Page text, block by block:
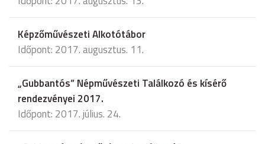
Képzőművészeti Alkotótábor
Időpont: 2017. augusztus. 11.
„Gubbantós” Népművészeti Találkozó és kísérő
rendezvényei 2017.
Időpont: 2017. július. 24.